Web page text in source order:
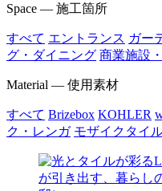
Space — 施工箇所
すべて エントランス ガー
グ・ダイニング 商業施設
Material — 使用素材
すべて Brizebox KOHLER
ク・レンガ モザイクタイ